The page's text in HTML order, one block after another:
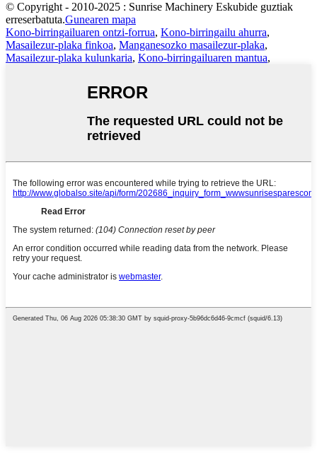
© Copyright - 2010-2025 : Sunrise Machinery Eskubide guztiak
erreserbatuta.Gunearen mapa
Kono-birringailuaren ontzi-forrua, Kono-birringailu ahurra,
Masailezur-plaka finkoa, Manganesozko masailezur-plaka,
Masailezur-plaka kulunkaria, Kono-birringailuaren mantua,